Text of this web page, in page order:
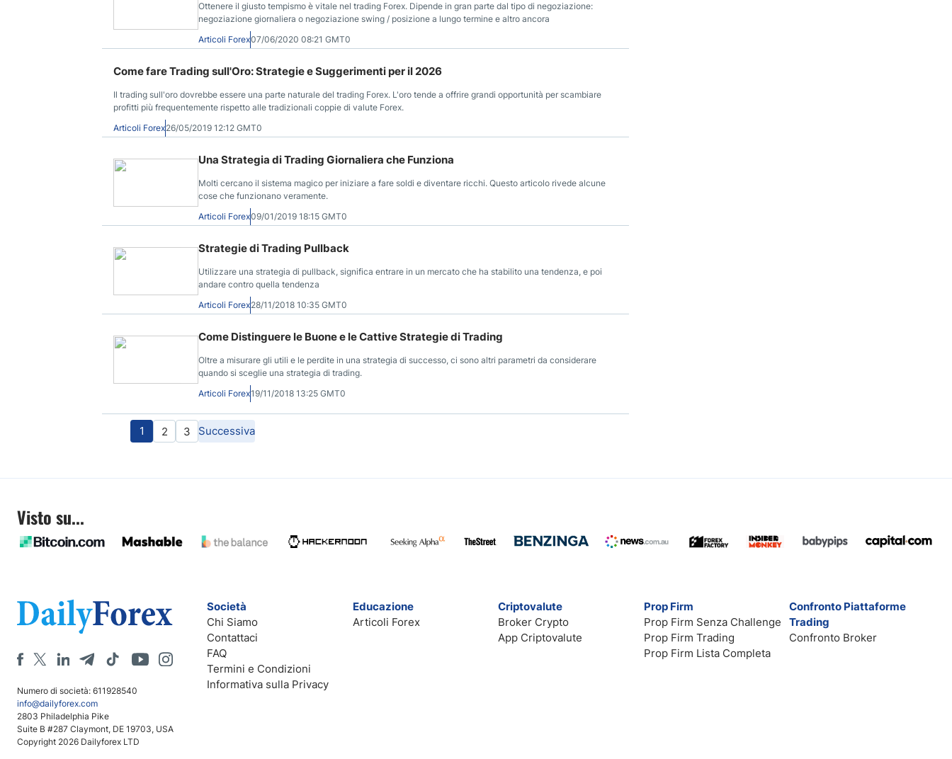
Ottenere il giusto tempismo è vitale nel trading Forex. Dipende in gran parte dal tipo di negoziazione:
negoziazione giornaliera o negoziazione swing / posizione a lungo termine e altro ancora
Articoli Forex07/06/2020 08:21 GMT0
Come fare Trading sull'Oro: Strategie e Suggerimenti per il 2026
Il trading sull'oro dovrebbe essere una parte naturale del trading Forex. L'oro tende a offrire grandi opportunità per scambiare
profitti più frequentemente rispetto alle tradizionali coppie di valute Forex.
Articoli Forex26/05/2019 12:12 GMT0
Una Strategia di Trading Giornaliera che Funziona
Molti cercano il sistema magico per iniziare a fare soldi e diventare ricchi. Questo articolo rivede alcune
cose che funzionano veramente.
Articoli Forex09/01/2019 18:15 GMT0
Strategie di Trading Pullback
Utilizzare una strategia di pullback, significa entrare in un mercato che ha stabilito una tendenza, e poi
andare contro quella tendenza
Articoli Forex28/11/2018 10:35 GMT0
Come Distinguere le Buone e le Cattive Strategie di Trading
Oltre a misurare gli utili e le perdite in una strategia di successo, ci sono altri parametri da considerare
quando si sceglie una strategia di trading.
Articoli Forex19/11/2018 13:25 GMT0
1 2 3 Successiva
Visto su...
Numero di società: 611928540
info@dailyforex.com
2803 Philadelphia Pike
Suite B #287 Claymont, DE 19703, USA
Copyright 2026 Dailyforex LTD
Società
Chi Siamo
Contattaci
FAQ
Termini e Condizioni
Informativa sulla Privacy
Educazione
Articoli Forex
Criptovalute
Broker Crypto
App Criptovalute
Prop Firm
Prop Firm Senza Challenge
Prop Firm Trading
Prop Firm Lista Completa
Confronto Piattaforme
Trading
Confronto Broker